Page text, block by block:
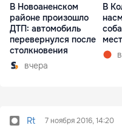
В Новоаненском
районе произошло
ДТП: автомобиль
перевернулся после
столкновения
вчера
В
Rt 7 ноября 2016, 14:20